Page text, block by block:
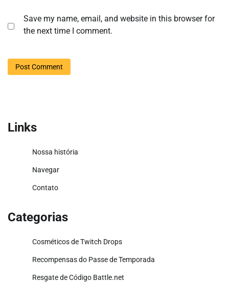
Save my name, email, and website in this browser for
the next time I comment.
Links
Nossa história
Navegar
Contato
Categorias
Cosméticos de Twitch Drops
Recompensas do Passe de Temporada
Resgate de Código Battle.net